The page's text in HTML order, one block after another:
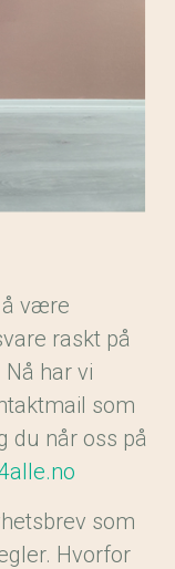
å være
raskt på
har vi
som
du når oss på
som
Hvorfor